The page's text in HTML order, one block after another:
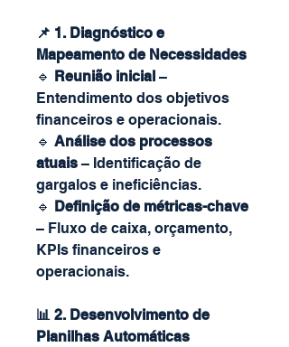
📌 1. Diagnóstico e
Mapeamento de Necessidades
🔹 Reunião inicial –
Entendimento dos objetivos
financeiros e operacionais.
🔹 Análise dos processos
atuais – Identificação de
gargalos e ineficiências.
🔹 Definição de métricas-chave
– Fluxo de caixa, orçamento,
KPIs financeiros e
operacionais.
📊 2. Desenvolvimento de
Planilhas Automáticas